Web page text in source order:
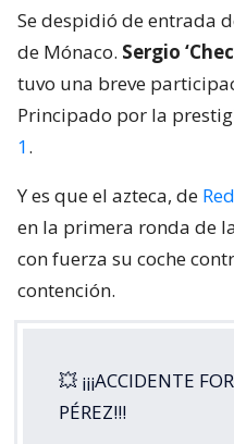
Se despidió de entrada
de Mónaco. Sergio
tuvo una breve
Principado por la
1.
Y es que el azteca, de
en la primera ronda de
con fuerza su coche
contención.
💥 ¡¡¡ACCIDENTE
PÉREZ!!!